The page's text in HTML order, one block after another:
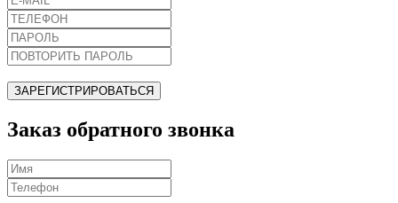
ЗАРЕГИСТРИРОВАТЬСЯ
Заказ обратного звонка